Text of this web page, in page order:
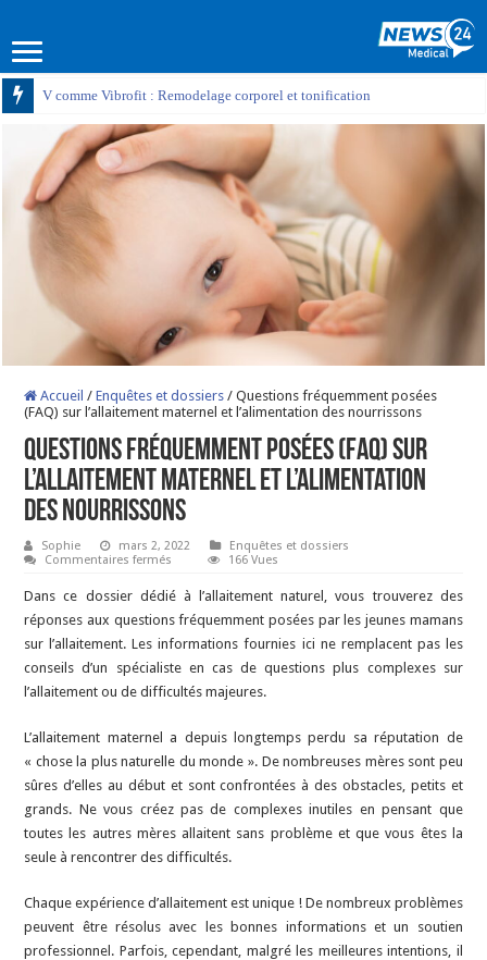
V comme Vibrofit : Remodelage corporel et tonification
Accueil / Enquêtes et dossiers / Questions fréquemment posées
(FAQ) sur l’allaitement maternel et l’alimentation des nourrissons
Questions fréquemment posées (FAQ) sur
l’allaitement maternel et l’alimentation
des nourrissons
Sophie mars 2, 2022
Enquêtes et dossiers
Commentaires fermés
fréquemment
posées
(FAQ)
sur
l’allaitement
et
l’alimentation
des
166 Vues
Dans ce dossier dédié à l’allaitement naturel, vous trouverez des
réponses aux questions fréquemment posées par les jeunes mamans
sur l’allaitement. Les informations fournies ici ne remplacent pas les
conseils d’un spécialiste en cas de questions plus complexes sur
l’allaitement ou de difficultés majeures.
L’allaitement maternel a depuis longtemps perdu sa réputation de
« chose la plus naturelle du monde ». De nombreuses mères sont peu
sûres d’elles au début et sont confrontées à des obstacles, petits et
grands. Ne vous créez pas de complexes inutiles en pensant que
toutes les autres mères allaitent sans problème et que vous êtes la
seule à rencontrer des difficultés.
Chaque expérience d’allaitement est unique ! De nombreux problèmes
peuvent être résolus avec les bonnes informations et un soutien
professionnel. Parfois, cependant, malgré les meilleures intentions, il